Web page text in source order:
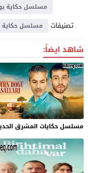
مسلسل حكاية
تصنيفات مسلسل حكاية
شاهد ايضاً:
مسلسل حكايات المشرق